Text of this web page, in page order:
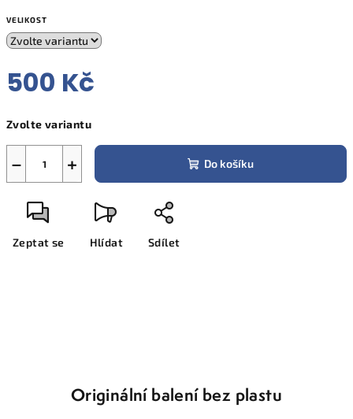
VELIKOST
500 Kč
cena:
Zvolte variantu
+
− Do košíku
Zeptat se Hlídat Sdílet
Originální balení bez plastu